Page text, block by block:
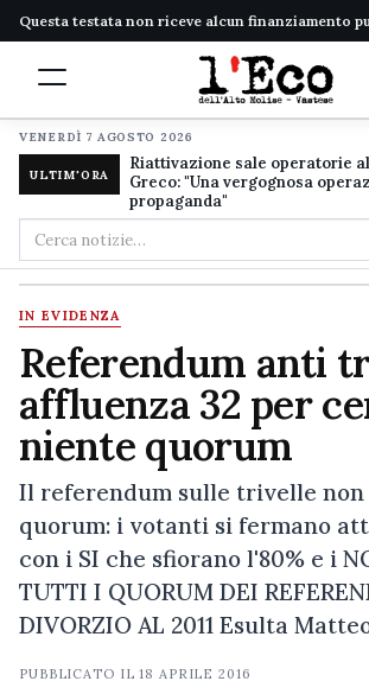
Questa testata non riceve alcun finanziamento
VENERDÌ 7 AGOSTO 2026
ULTIM'ORA
Riattivazione sale operatorie
Greco: "Una vergognosa
propaganda"
Cerca
nel
sito
IN EVIDENZA
Referendum anti
affluenza 32 per
niente quorum
Il referendum sulle trivelle
quorum: i votanti si fermano
con i SI che sfiorano l'80% e i
TUTTI I QUORUM DEI
DIVORZIO AL 2011 Esulta
PUBBLICATO IL18 APRILE 2016